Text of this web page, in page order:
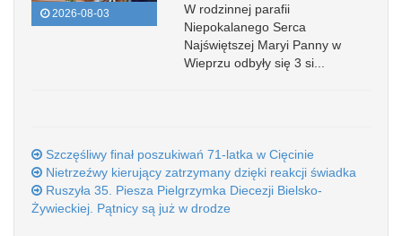
2026-08-03
W rodzinnej parafii
Niepokalanego Serca
Najświętszej Maryi Panny w
Wieprzu odbyły się 3 si...
Szczęśliwy finał poszukiwań 71-latka w Cięcinie
Nietrzeźwy kierujący zatrzymany dzięki reakcji świadka
Ruszyła 35. Piesza Pielgrzymka Diecezji Bielsko-
Żywieckiej. Pątnicy są już w drodze